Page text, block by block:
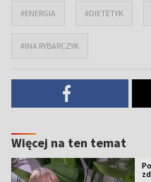
#ENERGIA #DIETETYK
#INA RYBARCZYK
Więcej na ten temat